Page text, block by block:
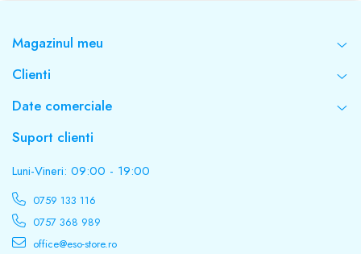
Magazinul meu
Clienti
Date comerciale
Suport clienti
Luni-Vineri: 09:00 - 19:00
0759 133 116
0757 368 989
office@eso-store.ro